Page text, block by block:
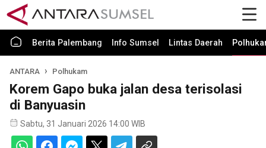
Berita Palembang Info Sumsel Lintas Daerah
ANTARA Polhukam
Korem Gapo buka jalan desa terisolasi
di Banyuasin
Sabtu, 31 Januari 2026 14:00 WIB